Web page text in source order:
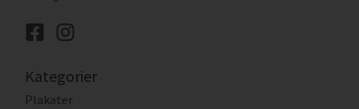
Kategorier
Plakater